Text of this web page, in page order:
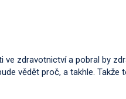
ve zdravotnictví a pobral by
vědět proč, a takhle. Takže